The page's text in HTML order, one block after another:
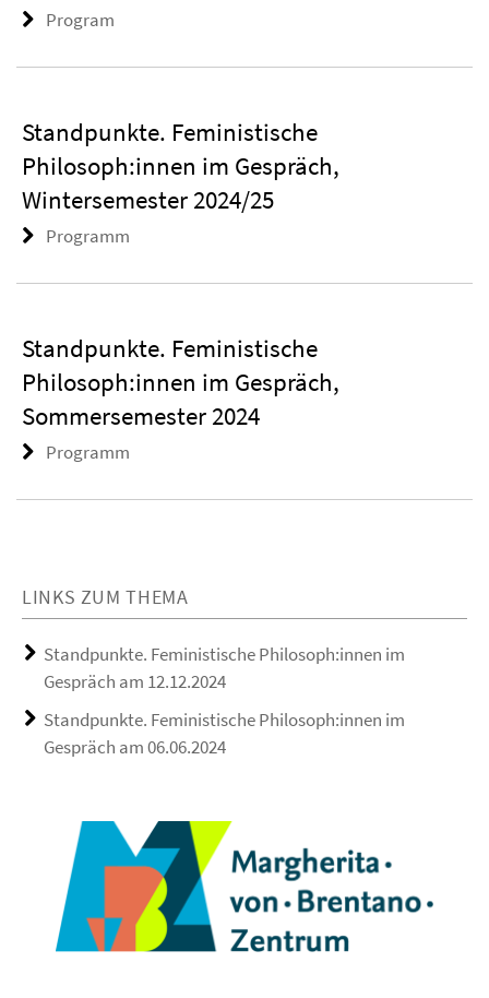
Program
Standpunkte. Feministische
Philosoph:innen im Gespräch,
Wintersemester 2024/25
Programm
Standpunkte. Feministische
Philosoph:innen im Gespräch,
Sommersemester 2024
Programm
LINKS ZUM THEMA
Standpunkte. Feministische Philosoph:innen im
Gespräch am 12.12.2024
Standpunkte. Feministische Philosoph:innen im
Gespräch am 06.06.2024